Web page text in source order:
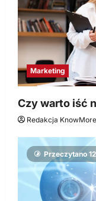
Marketing
Czy warto iść
Redakcja
Przeczytano